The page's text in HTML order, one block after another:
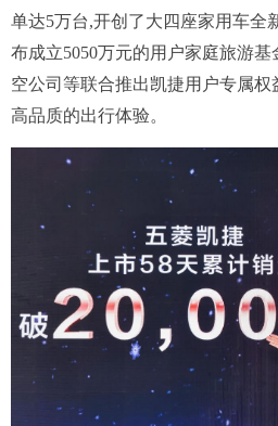
单达5万台,开创了大四座家用车全
布成立5050万元的用户家庭旅游
空公司等联合推出凯捷用户专属
高品质的出行体验。